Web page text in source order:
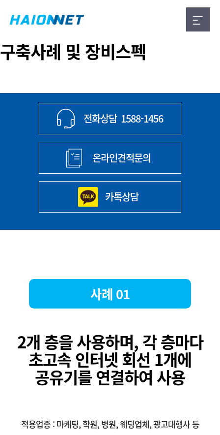
구축사례 및 장비스펙
전화상담 1588-1456
온라인견적문의
카톡상담
사례 01
2개 층을 사용하며, 각 층마다
초고속 인터넷 회선 1개에
공유기를 연결하여 사용
적용업종 : 마케팅, 학원, 병원, 웨딩업체, 광고대행사 등